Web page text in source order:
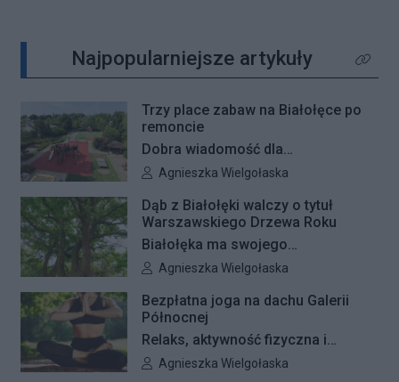
Najpopularniejsze artykuły Kliknij
Trzy place zabaw na Białołęce po
remoncie
Dobra wiadomość dla
najmłodszych mieszkańców
się remonty nawierzchni na trzech
placach zabaw – przy ulicach
Kiersnowskiego, Ruskowy Bród i
Ceramicznej.
Autor artykułu:
Agnieszka Wielgołaska
Dąb z Białołęki walczy o tytuł
Warszawskiego Drzewa Roku
Białołęka ma swojego
reprezentanta w plebiscycie na
finałowej dwunastki zakwalifikował
się okazały dąb szypułkowy
rosnący przy ul. Konturowej. Teraz
o zwycięstwie zadecydują głosy
Autor artykułu:
Agnieszka Wielgołaska
Bezpłatna joga na dachu Galerii
Północnej
Relaks, aktywność fizyczna i
wyjątkowa przestrzeń pełna zieleni
Autor artykułu:
Agnieszka Wielgołaska